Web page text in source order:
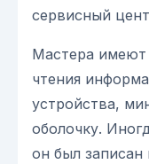
сервисный
Мастера имеют
чтения
устройства,
оболочку.
он был